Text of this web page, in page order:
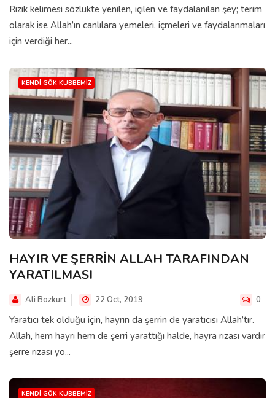
Rızık kelimesi sözlükte yenilen, içilen ve faydalanılan şey; terim
olarak ise Allah’ın canlılara yemeleri, içmeleri ve faydalanmaları
için verdiği her...
KENDI GÖK KUBBEMIZ
HAYIR VE ŞERRİN ALLAH TARAFINDAN
YARATILMASI
Ali Bozkurt 22 Oct, 2019 0
Yaratıcı tek olduğu için, hayrın da şerrin de yaratıcısı Allah’tır.
Allah, hem hayrı hem de şerri yarattığı halde, hayra rızası vardır
şerre rızası yo...
KENDI GÖK KUBBEMIZ